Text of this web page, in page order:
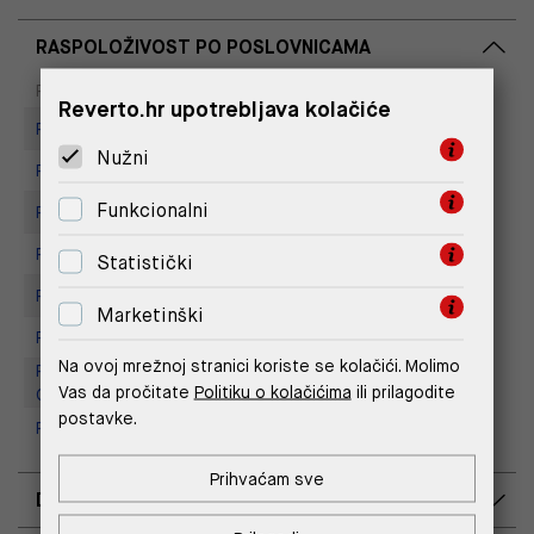
RASPOLOŽIVOST PO POSLOVNICAMA
Poslovnica
Replay store, Arena centar
Replay Store, City Center One
Replay Store, Joker Centar
Replay Store, Mall of Split
Replay store, Tower Centar
Replay Store, Supernova Zadar
Replay Outlet Store, Designer
Outlet Croatia
Replay Outlet Store, Split
DOSTAVA
Reverto.hr upotrebljava kolačiće
Nužni
Funkcionalni
Statistički
Marketinški
Na ovoj mrežnoj stranici koriste se kolačići. Molimo
Vas da pročitate Politiku o kolačićima ili prilagodite
postavke.
Prihvaćam sve